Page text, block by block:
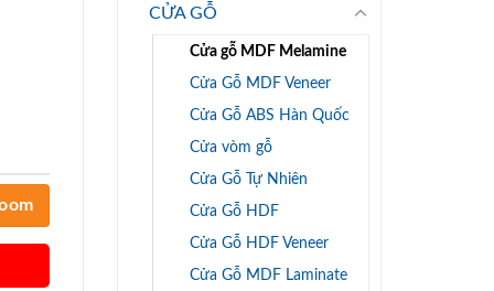
CỬA GỖ
Cửa gỗ MDF Melamine
Cửa Gỗ MDF Veneer
Cửa Gỗ ABS Hàn Quốc
Cửa vòm gỗ
Cửa Gỗ Tự Nhiên
Cửa Gỗ HDF
Cửa Gỗ HDF Veneer
Cửa Gỗ MDF Laminate